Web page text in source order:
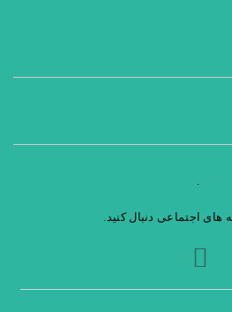
.
های اجتماعی دنبال کنید.